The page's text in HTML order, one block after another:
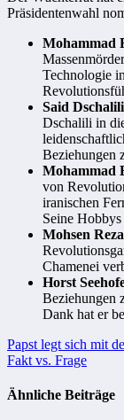
Präsidentenwahl
Mohammad
Technologie
Said
Dschalili in
Beziehungen
Mohammad
von
iranischen
Seine
Mohsen
Chamenei
Horst
Beziehungen
Dank hat er
Papst legt sich mit
Fakt vs. Frage
Ähnliche Beiträge